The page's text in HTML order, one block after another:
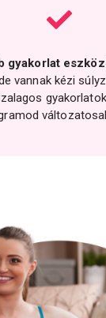
gyakorlat
vannak kézi